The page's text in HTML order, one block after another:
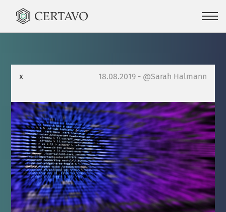
x 18.08.2019 - @Sarah Halmann